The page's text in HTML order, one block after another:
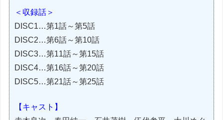
＜収録話＞
DISC1…第1話～第5話
DISC2…第6話～第10話
DISC3…第11話～第15話
DISC4…第16話～第20話
DISC5…第21話～第25話
【キャスト】